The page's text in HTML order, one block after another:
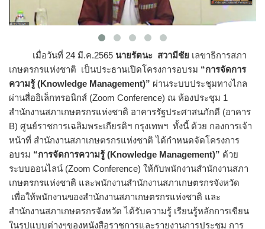
Search
for:
เมื่อวันที่ 24 มี.ค.2565 นายรัตนะ สวามีชัย เลขาธิการสภา
เกษตรกรแห่งชาติ เป็นประธานเปิดโครงการอบรม “การจัดการ
ความรู้ (Knowledge Management)” ผ่านระบบประชุมทางไกล
ผ่านสื่ออิเล็กทรอนิกส์ (Zoom Conference) ณ ห้องประชุม 1
สำนักงานสภาเกษตรกรแห่งชาติ อาคารรัฐประศาสนภักดี (อาคาร
B) ศูนย์ราชการเฉลิมพระเกียรติฯ กรุงเทพฯ ทั้งนี้ ด้วย กองการเจ้า
หน้าที่ สำนักงานสภาเกษตรกรแห่งชาติ ได้กำหนดจัดโครงการ
อบรม “การจัดการความรู้ (Knowledge Management)” ด้วย
ระบบออนไลน์ (Zoom Conference) ให้กับพนักงานสำนักงานสภา
เกษตรกรแห่งชาติ และพนักงานสำนักงานสภาเกษตรกรจังหวัด
เพื่อให้พนักงานของสำนักงานสภาเกษตรกรแห่งชาติ และ
สำนักงานสภาเกษตรกรจังหวัด ได้รับความรู้ เรียนรู้หลักการเขียน
ในรูปแบบต่างๆของหนังสือราชการและรายงานการประชุม การ